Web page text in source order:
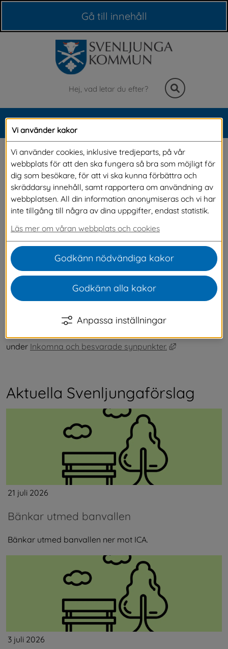
Gå till innehåll
Sök
Meny
Forum
Svenljungaförslag
Här kan du läsa och stötta förslag som andra
har lämnat in. I forumet för Svenljungaförslag
kommentera och följa vad som händer med
olika förslag.
Alla förslag visas i tre månader. När ett förslag får minst
30 underskrifter tar vi upp det för politisk behandling.
Svenljungaförslag som vi inte kan påverka, men som
ändå kan vara av intresse för allmänheten hittar du
under Inkomna och besvarade synpunkter. Länk till
Aktuella Svenljungaförslag
21 juli 2026
Bänkar utmed banvallen
Bänkar utmed banvallen ner mot ICA.
3 juli 2026
Vi använder kakor
Vi använder cookies, inklusive tredjeparts, på vår
webbplats för att den ska fungera så bra som möjligt för
dig som besökare, för att vi ska kunna förbättra och
skräddarsy innehåll, samt rapportera om användning av
webbplatsen. All din information anonymiseras och vi har
inte tillgång till några av dina uppgifter, endast statistik.
Läs mer om våran webbplats och cookies
Godkänn nödvändiga kakor
Godkänn alla kakor
Anpassa inställningar